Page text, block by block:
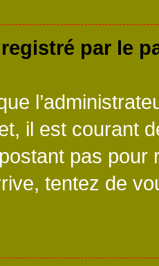
par le
il est courant
pas pour
tentez de